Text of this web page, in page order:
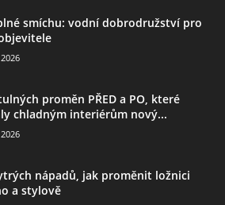
smíchu: vodní dobrodružství pro
proměn PŘED a PO, které
chladným interiérům nový...
nápadů, jak proměnit ložnici
a stylově